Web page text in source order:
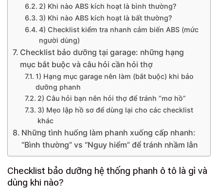
2) Khi nào ABS kích hoạt là bình thường?
3) Khi nào ABS kích hoạt là bất thường?
4) Checklist kiểm tra nhanh cảm biến ABS (mức
người dùng)
Checklist bảo dưỡng tại garage: những hạng
mục bắt buộc và câu hỏi cần hỏi thợ
1) Hạng mục garage nên làm (bắt buộc) khi bảo
dưỡng phanh
2) Câu hỏi bạn nên hỏi thợ để tránh “mơ hồ”
3) Mẹo lập hồ sơ để dùng lại cho các checklist
khác
Những tình huống làm phanh xuống cấp nhanh:
“Bình thường” vs “Nguy hiểm” để tránh nhầm lẫn
Checklist bảo dưỡng hệ thống phanh ô tô là gì và
dùng khi nào?